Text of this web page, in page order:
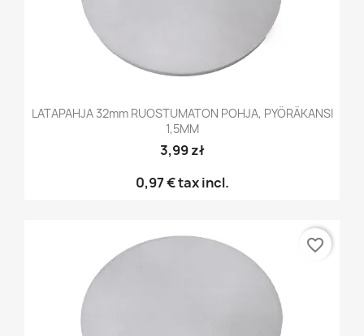
LATAPAHJA 32mm RUOSTUMATON POHJA, PYÖRÄKANSI
1,5MM
3,99 zł
0,97 €tax incl.
favorite_border